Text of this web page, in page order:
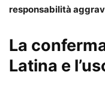
responsabilità
La
Latina e